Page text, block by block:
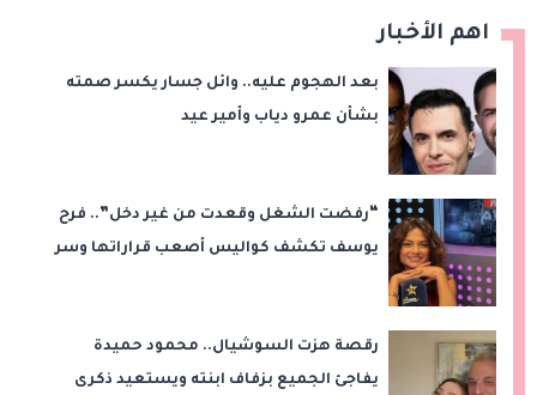
اهم الأخبار
بعد الهجوم عليه.. وائل جسار يكسر صمته
بشأن عمرو دياب وأمير عيد
“رفضت الشغل وقعدت من غير دخل”.. فرح
يوسف تكشف كواليس أصعب قراراتها وسر
رقصة هزت السوشيال.. محمود حميدة
يفاجئ الجميع بزفاف ابنته ويستعيد ذكرى